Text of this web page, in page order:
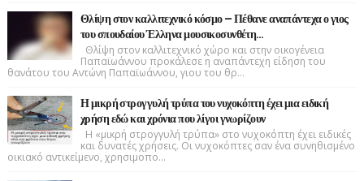
Θλίψη στον καλλιτεχνικό κόσμο – Πέθανε αναπάντεχα ο γιος
του σπουδαίου Έλληνα μουσικοσυνθέτη…
Θλίψη στον καλλιτεχνικό χώρο και στην οικογένεια
Παπαϊωάννου προκάλεσε η αναπάντεχη είδηση του
θανάτου του Αντώνη Παπαϊωάννου, γιου του θρ...
Η μικρή στρογγυλή τρύπα του νυχοκόπτη έχει μια ειδική
χρήση εδώ και χρόνια που λίγοι γνωρίζουν
Η «μικρή στρογγυλή τρύπα» στο νυχοκόπτη έχει ειδικές
και δυνατές χρήσεις. Οι νυχοκόπτες σαν ένα συνηθισμένο
οικιακό αντικείμενο, χρησιμοπο...